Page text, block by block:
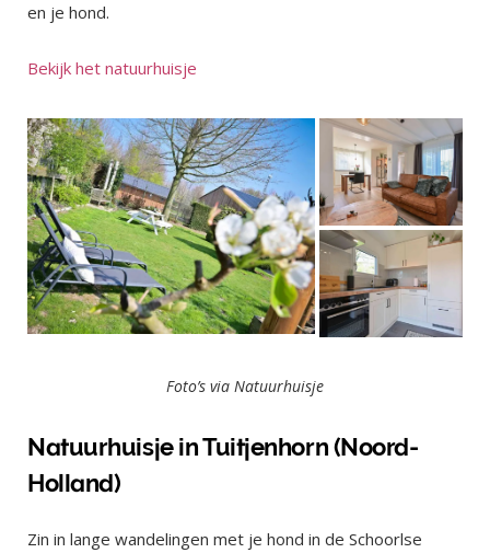
en je hond.
Bekijk het natuurhuisje
Foto’s via Natuurhuisje
Natuurhuisje in Tuitjenhorn (Noord-
Holland)
Zin in lange wandelingen met je hond in de Schoorlse